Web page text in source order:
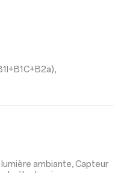
ambiante, Capteur